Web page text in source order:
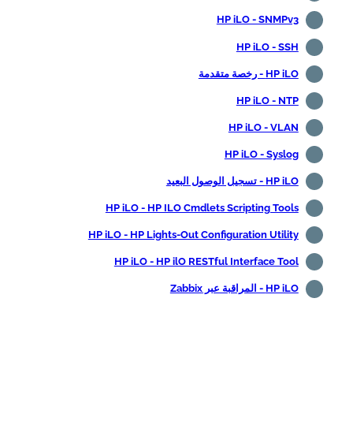
HP iLO - SNMPv3
HP iLO - SSH
HP iLO - رخصة متقدمة
HP iLO - NTP
HP iLO - VLAN
HP iLO - Syslog
HP iLO - تسجيل الوصول البعيد
HP iLO - HP ILO Cmdlets Scripting Tools
HP iLO - HP Lights-Out Configuration Utility
HP iLO - HP ilO RESTful Interface Tool
HP iLO - المراقبة عبر Zabbix